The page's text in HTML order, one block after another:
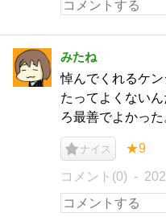
みたね
悼んでくれるケ
たってよくない
ろ最善でよかった
ナイス ★9
コメント(0)